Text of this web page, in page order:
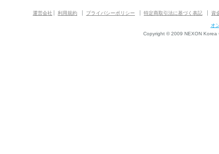
運営会社 利用規約 プライバシーポリシー 特定商取引法に基づく表記 資
オ
Copyright © 2009 NEXON Korea